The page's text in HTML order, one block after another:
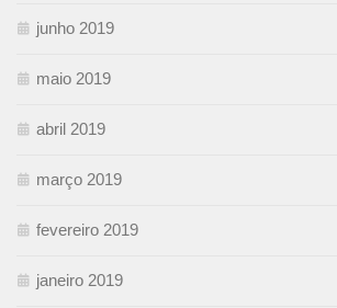
junho 2019
maio 2019
abril 2019
março 2019
fevereiro 2019
janeiro 2019